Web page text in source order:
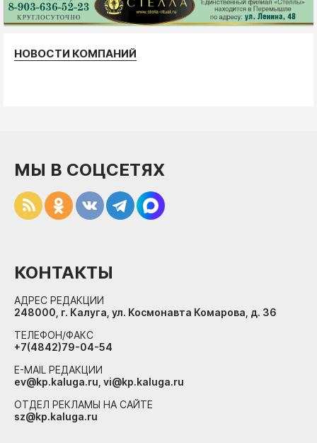
НОВОСТИ КОМПАНИЙ
МЫ В СОЦСЕТЯХ
КОНТАКТЫ
АДРЕС РЕДАКЦИИ
248000, г. Калуга, ул. Космонавта Комарова, д. 36
ТЕЛЕФОН/ФАКС
+7(4842)79-04-54
E-MAIL РЕДАКЦИИ
ev@kp.kaluga.ru, vi@kp.kaluga.ru
ОТДЕЛ РЕКЛАМЫ НА САЙТЕ
sz@kp.kaluga.ru